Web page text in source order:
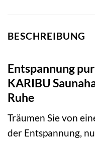
BESCHREIBUNG
Entspannung
KARIBU
Ruhe
Träumen Sie von
der Entspannung,